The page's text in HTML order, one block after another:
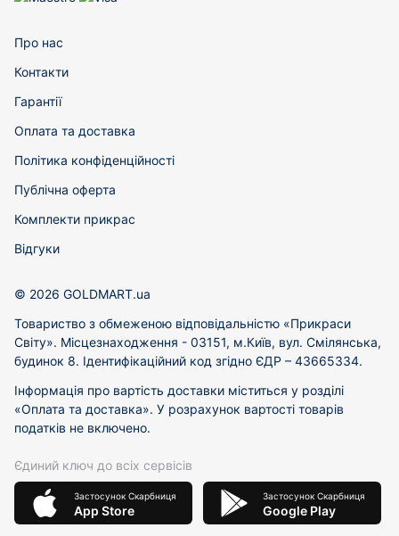
Про нас
Контакти
Гарантії
Оплата та доставка
Політика конфіденційності
Публічна оферта
Комплекти прикрас
Відгуки
© 2026 GOLDMART.ua
Товариство з обмеженою відповідальністю «Прикраси
Світу». Місцезнаходження - 03151, м.Київ, вул. Смілянська,
будинок 8. Ідентифікаційний код згідно ЄДР – 43665334.
Інформація про вартість доставки міститься у розділі
«Оплата та доставка». У розрахунок вартості товарів
податків не включено.
Єдиний ключ до всіх сервісів
Застосунок Скарбниця
App Store
Застосунок Скарбниця
Google Play